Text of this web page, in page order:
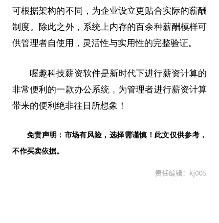
可根据架构的不同，为企业设立更贴合实际的薪酬
制度。除此之外，系统上内存的百余种薪酬模样可
供管理者自使用，灵活性与实用性的完整验证。
喔趣科技薪资软件是新时代下进行薪资计算的
非常便利的一款办公系统 ， 为管理者进行薪资计算
带来的便利绝非往日所想象！
免责声明：市场有风险，选择需谨慎！此文仅供参考，
不作买卖依据。
责任编辑：kj005